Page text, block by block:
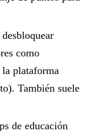
como
la plataforma
También suele
de educación